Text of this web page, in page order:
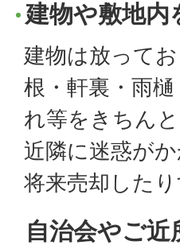
建物や敷地
建物は放って
根・軒裏・雨
れ等をきちん
近隣に迷惑が
将来売却した
自治会やご